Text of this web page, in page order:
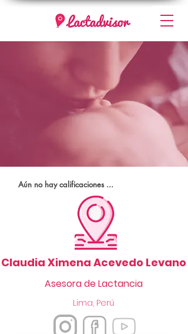
Aún no hay calificaciones ...
Claudia Ximena Acevedo Levano
Asesora de Lactancia
Lima, Perú